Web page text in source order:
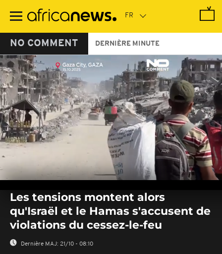
contenu
NO COMMENT DERNIÈRE MINUTE
seconds
seconds
Les tensions montent alors
qu'Israël et le Hamas s'accusent de
violations du cessez-le-feu
Dernière MAJ: 21/10 - 08:10